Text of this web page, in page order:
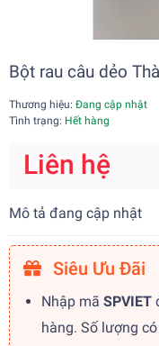
Bột rau câu dẻo
Thương hiệu: Đang cập nhật
Tình trạng: Hết hàng
Liên hệ
Mô tả đang cập nhật
Siêu Ưu Đãi
Nhập mã SPVIET
hàng. Số lượng